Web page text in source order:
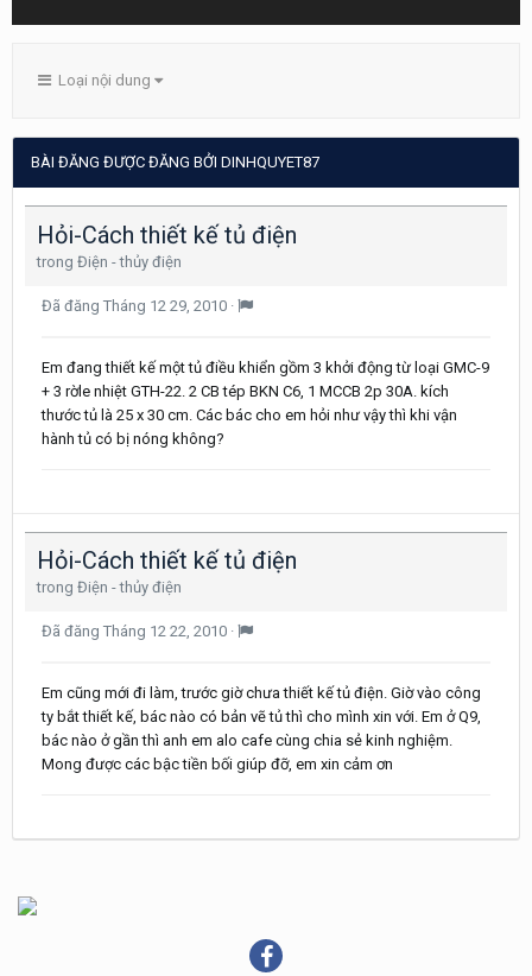
Loại nội dung
BÀI ĐĂNG ĐƯỢC ĐĂNG BỞI DINHQUYET87
Hỏi-Cách thiết kế tủ điện
trong Điện - thủy điện
Đã đăng Tháng 12 29, 2010 ·
Em đang thiết kế một tủ điều khiển gồm 3 khởi động từ loại GMC-9
+ 3 rờle nhiệt GTH-22. 2 CB tép BKN C6, 1 MCCB 2p 30A. kích
thước tủ là 25 x 30 cm. Các bác cho em hỏi như vậy thì khi vận
hành tủ có bị nóng không?
Hỏi-Cách thiết kế tủ điện
trong Điện - thủy điện
Đã đăng Tháng 12 22, 2010 ·
Em cũng mới đi làm, trước giờ chưa thiết kế tủ điện. Giờ vào công
ty bắt thiết kế, bác nào có bản vẽ tủ thì cho mình xin với. Em ở Q9,
bác nào ở gần thì anh em alo cafe cùng chia sẻ kinh nghiệm.
Mong được các bậc tiền bối giúp đỡ, em xin cảm ơn